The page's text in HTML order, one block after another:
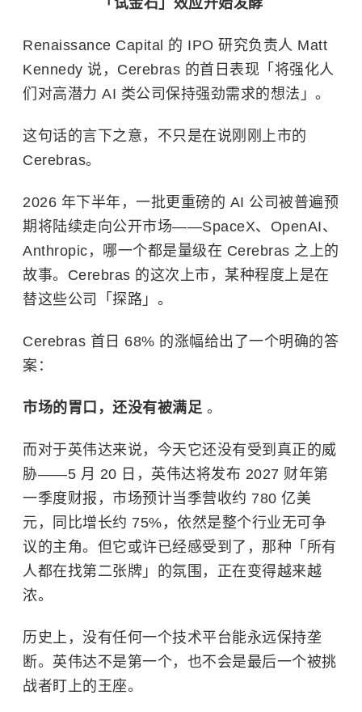
「试金石」效应开始发酵
Renaissance Capital 的 IPO 研究负责人 Matt
Kennedy 说，Cerebras 的首日表现「将强化人
们对高潜力 AI 类公司保持强劲需求的想法」。
这句话的言下之意，不只是在说刚刚上市的
Cerebras。
2026 年下半年，一批更重磅的 AI 公司被普遍预
期将陆续走向公开市场——SpaceX、OpenAI、
Anthropic，哪一个都是量级在 Cerebras 之上的
故事。Cerebras 的这次上市，某种程度上是在
替这些公司「探路」。
Cerebras 首日 68% 的涨幅给出了一个明确的答
案：
市场的胃口，还没有被满足 。
而对于英伟达来说，今天它还没有受到真正的威
胁——5 月 20 日，英伟达将发布 2027 财年第
一季度财报，市场预计当季营收约 780 亿美
元，同比增长约 75%，依然是整个行业无可争
议的主角。但它或许已经感受到了，那种「所有
人都在找第二张牌」的氛围，正在变得越来越
浓。
历史上，没有任何一个技术平台能永远保持垄
断。英伟达不是第一个，也不会是最后一个被挑
战者盯上的王座。